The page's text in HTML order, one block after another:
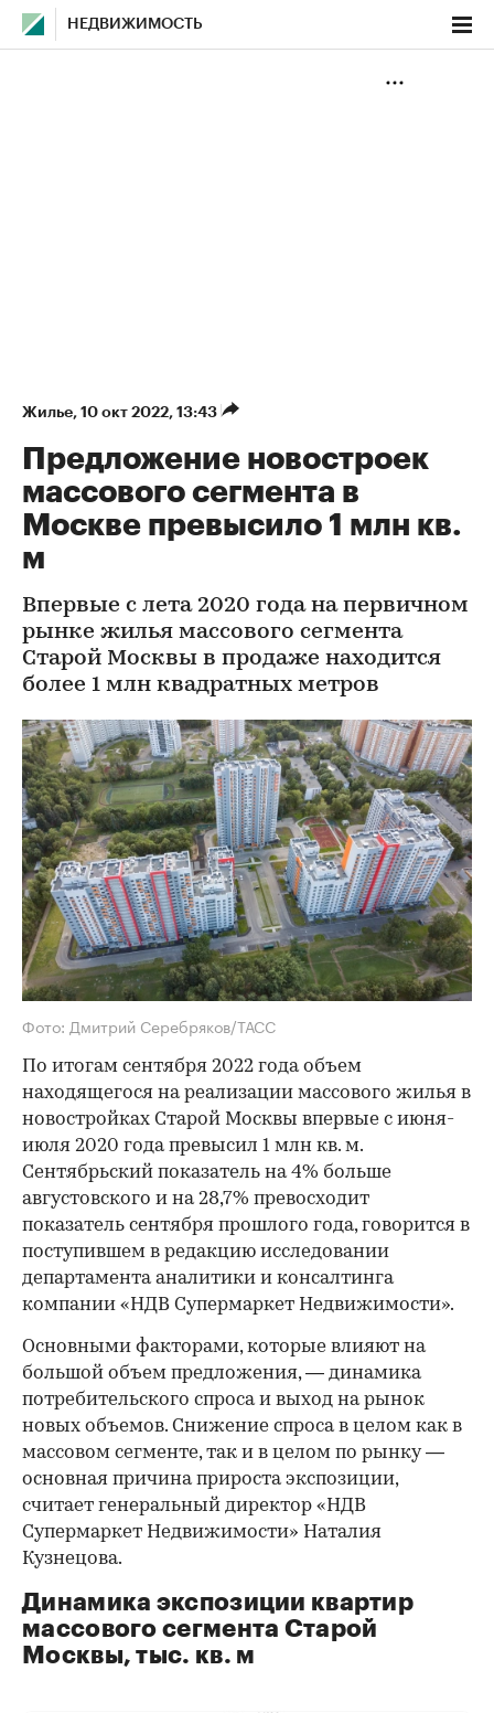
НЕДВИЖИМОСТЬ
Жилье⁠, 10 окт 2022, 13:43
Предложение новостроек
массового сегмента в
Москве превысило 1 млн кв.
м
Впервые с лета 2020 года на первичном
рынке жилья массового сегмента
Старой Москвы в продаже находится
более 1 млн квадратных метров
Фото: Дмитрий Серебряков/ТАСС
По итогам сентября 2022 года объем
находящегося на реализации массового жилья в
новостройках Старой Москвы впервые с июня-
июля 2020 года превысил 1 млн кв. м.
Сентябрьский показатель на 4% больше
августовского и на 28,7% превосходит
показатель сентября прошлого года, говорится в
поступившем в редакцию исследовании
департамента аналитики и консалтинга
компании «НДВ Супермаркет Недвижимости».
Основными факторами, которые влияют на
большой объем предложения, — динамика
потребительского спроса и выход на рынок
новых объемов. Снижение спроса в целом как в
массовом сегменте, так и в целом по рынку —
основная причина прироста экспозиции,
считает генеральный директор «НДВ
Супермаркет Недвижимости» Наталия
Кузнецова.
Динамика экспозиции квартир
массового сегмента Старой
Москвы, тыс. кв. м